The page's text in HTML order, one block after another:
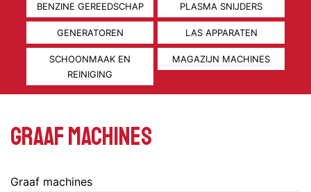
BENZINE GEREEDSCHAP PLASMA SNIJDERS
GENERATOREN LAS APPARATEN
SCHOONMAAK EN
REINIGING
MAGAZIJN MACHINES
Graaf machines
Graaf machines